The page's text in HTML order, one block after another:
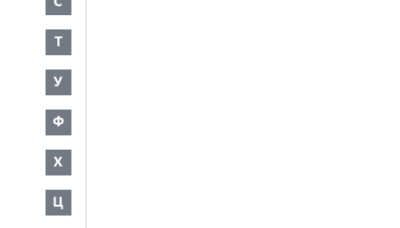
Т
У
Ф
Х
Ц